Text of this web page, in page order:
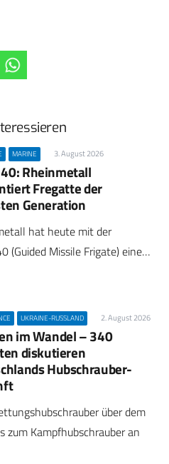
MARINE 3. August 2026
Rheinmetall
Fregatte der
Generation
hat heute mit der
(Guided Missile Frigate) eine…
UKRAINE-RUSSLAND 2. August 2026
im Wandel – 340
diskutieren
Hubschrauber-
über dem
zum Kampfhubschrauber an